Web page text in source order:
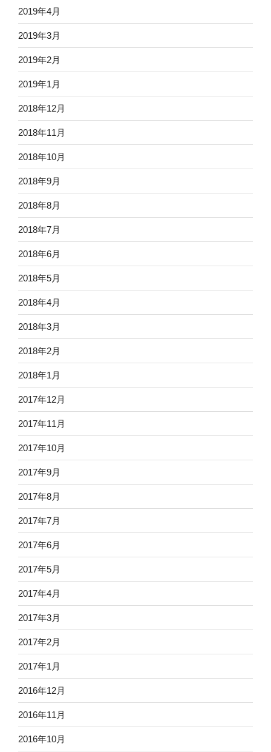
2019年4月
2019年3月
2019年2月
2019年1月
2018年12月
2018年11月
2018年10月
2018年9月
2018年8月
2018年7月
2018年6月
2018年5月
2018年4月
2018年3月
2018年2月
2018年1月
2017年12月
2017年11月
2017年10月
2017年9月
2017年8月
2017年7月
2017年6月
2017年5月
2017年4月
2017年3月
2017年2月
2017年1月
2016年12月
2016年11月
2016年10月